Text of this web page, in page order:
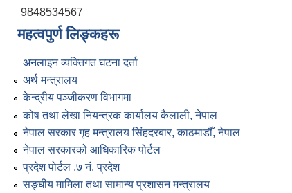
9848534567
महत्वपुर्ण लिङ्कहरू
अनलाइन व्यक्तिगत घटना दर्ता
अर्थ मन्त्रालय
केन्द्रीय पञ्जीकरण विभागमा
कोष तथा लेखा नियन्त्रक कार्यालय कैलाली, नेपाल
नेपाल सरकार गृह मन्त्रालय सिंहदरबार, काठमाडौँ, नेपाल
नेपाल सरकारको आधिकारिक पोर्टल
प्रदेश पोर्टल ,७ नं. प्रदेश
सङ्घीय मामिला तथा सामान्य प्रशासन मन्त्रालय